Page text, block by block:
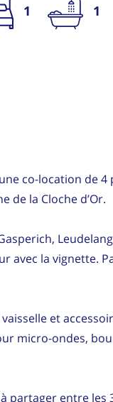
1 1
co-location de 4
de la Cloche d’Or.
avec la vignette.
et
micro-ondes,
partager entre les